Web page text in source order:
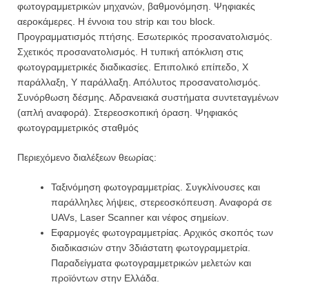
φωτογραμμετρικών μηχανών, βαθμονό­μη­ση. Ψηφιακές
αεροκάμερες. Η έννοια του strip και του block.
Προγραμματισμός πτήσης. Εσωτερικός προσανατολισμός.
Σχετικός προσανατολισμός. Η τυπική απόκλιση στις
φωτογραμμετρικές διαδικα­σίες. Επιπολικό επίπεδο, Χ
παράλλαξη, Υ παράλλαξη. Απόλυτος προσανατολισμός.
Συνόρθωση δέσμης. Αδρανειακά συστήματα συντεταγμένων
(απλή αναφορά). Στερεοσκοπική όραση. Ψηφιακός
φωτογραμμετρικός σταθμός
Περιεχόμενο διαλέξεων θεωρίας:
Ταξινόμηση φωτογραμμετρίας. Συγκλίνουσες και
παράλληλες λήψεις, στερεοσκόπευση. Αναφορά σε
UAVs, Laser Scanner και νέφος σημείων.
Εφαρμογές φωτογραμμετρίας. Αρχικός σκοπός των
διαδικασιών στην 3διάστατη φωτογραμ­με­τρία.
Παραδείγματα φωτογραμμετρικών μελετών και
προϊόντων στην Ελλάδα.